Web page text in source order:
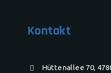
Kontakt
Hüttenallee 70,